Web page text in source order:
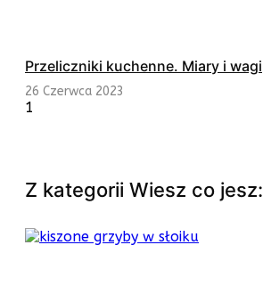
Przeliczniki kuchenne. Miary i wagi
26 Czerwca 2023
Z kategorii Wiesz co jesz: